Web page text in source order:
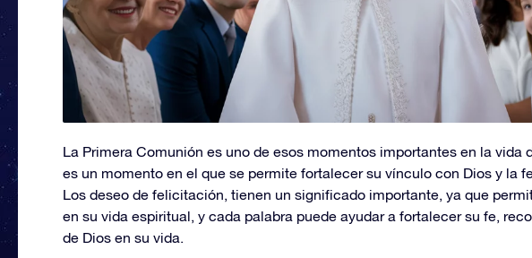
La Primera Comunión es uno de esos momentos importantes en la vida
es un momento en el que se permite fortalecer su vínculo con Dios y la
Los deseo de felicitación, tienen un significado importante, ya que
en su vida espiritual, y cada palabra puede ayudar a fortalecer su fe,
de Dios en su vida.